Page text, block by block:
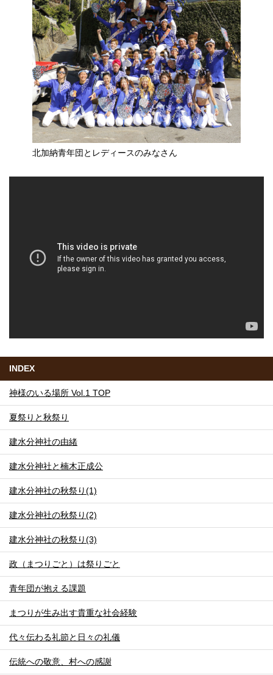
北加納青年団とレディースのみなさん
INDEX
神様のいる場所 Vol.1 TOP
夏祭りと秋祭り
建水分神社の由緒
建水分神社と楠木正成公
建水分神社の秋祭り(1)
建水分神社の秋祭り(2)
建水分神社の秋祭り(3)
政（まつりごと）は祭りごと
青年団が抱える課題
まつりが生み出す貴重な社会経験
代々伝わる礼節と日々の礼儀
伝統への敬意、村への感謝